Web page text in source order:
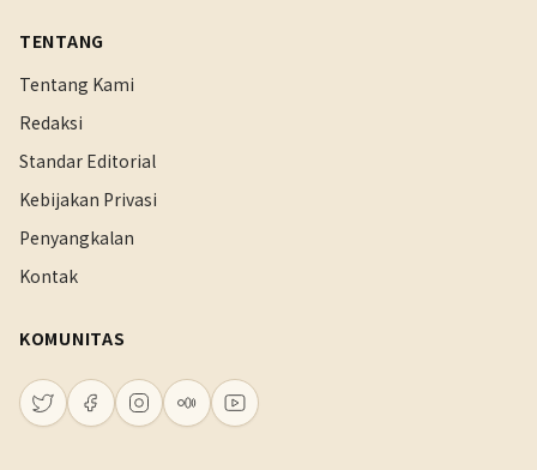
TENTANG
Tentang Kami
Redaksi
Standar Editorial
Kebijakan Privasi
Penyangkalan
Kontak
KOMUNITAS